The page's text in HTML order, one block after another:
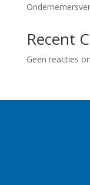
Recent
Geen reacties